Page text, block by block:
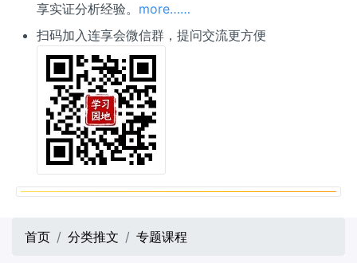
享实证分析经验。 more……
扫码加入连享会微信群，提问交流更方便
首页 分类推文 专题课程